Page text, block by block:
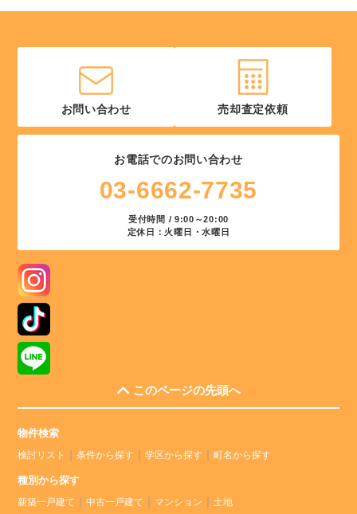
お電話でのお問い合わせ
03-6662-7735
受付時間 / 9:00～20:00
定休日：火曜日・水曜日
お問い合わせ 売却査定依頼
このページの先頭へ
物件検索
検討リスト 条件から探す 学区から探す 町名から探す
種別から探す
新築一戸建て 中古一戸建て マンション 土地